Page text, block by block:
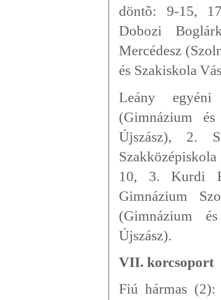
döntõ: 9-15,
Dobozi
Mercédesz
és Szakiskola
Leány
(Gimnázium
Újszász), 2.
10, 3. Kurdi
Gimnázium
(Gimnázium
Újszász).
VII. korcsoport
Fiú hármas